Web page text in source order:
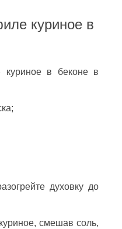
куриное в
куриное в беконе в
духовку до
смешав соль,